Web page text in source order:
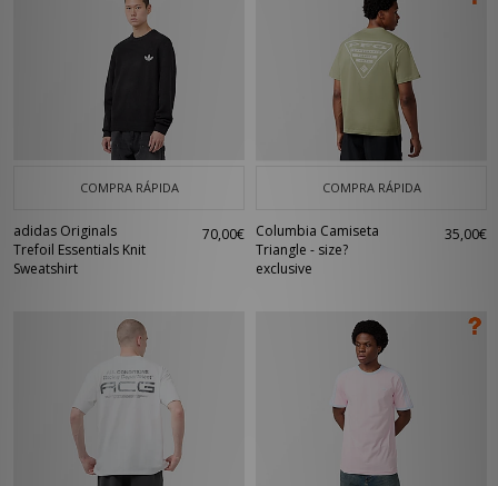
COMPRA RÁPIDA
adidas Originals
Trefoil Essentials Knit
Sweatshirt
70,00€
COMPRA RÁPIDA
Columbia Camiseta
Triangle - size?
exclusive
35,00€